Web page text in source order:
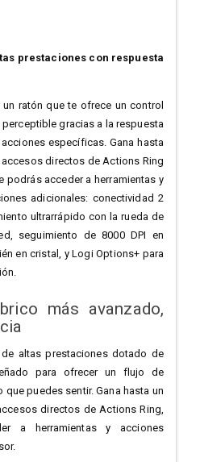
prestaciones con respuesta
ratón que te ofrece un control
gracias a la respuesta
específicas. Gana hasta
directos de Actions Ring
podrás acceder a herramientas y
adicionales: conectividad 2
ultrarrápido con la rueda de
seguimiento de 8000 DPI en
en cristal, y Logi Options+ para
más avanzado,
altas prestaciones dotado de
para ofrecer un flujo de
puedes sentir. Gana hasta un
directos de Actions Ring,
a herramientas y acciones